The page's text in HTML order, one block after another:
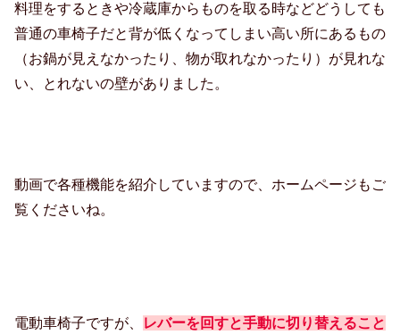
料理をするときや冷蔵庫からものを取る時などどうしても
普通の車椅子だと背が低くなってしまい高い所にあるもの
（お鍋が見えなかったり、物が取れなかったり）が見れな
い、とれないの壁がありました。
動画で各種機能を紹介していますので、ホームページもご
覧くださいね。
電動車椅子ですが、
レバーを回すと手動に切り替えること